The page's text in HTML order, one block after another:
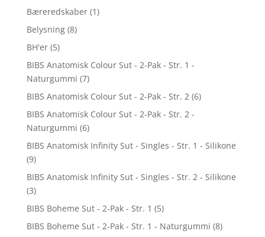
Bæreredskaber (1)
Belysning (8)
BH'er (5)
BIBS Anatomisk Colour Sut - 2-Pak - Str. 1 -
Naturgummi (7)
BIBS Anatomisk Colour Sut - 2-Pak - Str. 2 (6)
BIBS Anatomisk Colour Sut - 2-Pak - Str. 2 -
Naturgummi (6)
BIBS Anatomisk Infinity Sut - Singles - Str. 1 - Silikone
(9)
BIBS Anatomisk Infinity Sut - Singles - Str. 2 - Silikone
(3)
BIBS Boheme Sut - 2-Pak - Str. 1 (5)
BIBS Boheme Sut - 2-Pak - Str. 1 - Naturgummi (8)